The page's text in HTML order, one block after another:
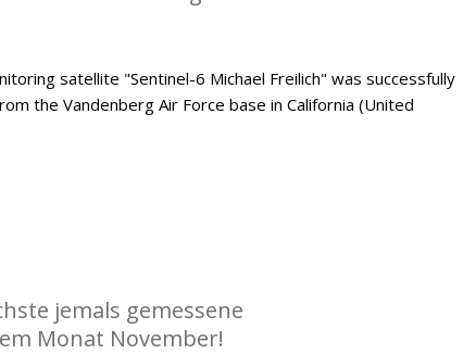
satellite "Sentinel-6 Michael Freilich" was successfully
the Vandenberg Air Force base in California (United
jemals gemessene
Monat November!